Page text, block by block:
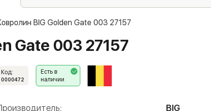
BIG Golden Gate 003 27157
Gate 003 27157
Код:
0000472
Есть в
наличии
BIG